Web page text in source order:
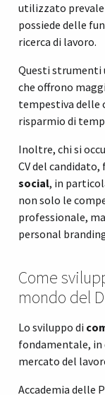
utilizzato
possiede delle
ricerca di lavoro.
Questi strumenti
che offrono
tempestiva delle
risparmio di
Inoltre, chi si
CV del
social, in
non solo le
professionale,
personal
Come
mondo del
Lo sviluppo di
fondamentale, in
mercato del
Accademia delle